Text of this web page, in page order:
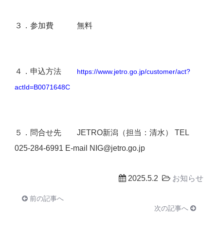
３．参加費 無料
４．申込方法 https://www.jetro.go.jp/customer/act?
actId=B0071648C
５．問合せ先 JETRO新潟（担当：清水） TEL
025-284-6991 E-mail NIG@jetro.go.jp
2025.5.2 お知らせ
前の記事へ
次の記事へ